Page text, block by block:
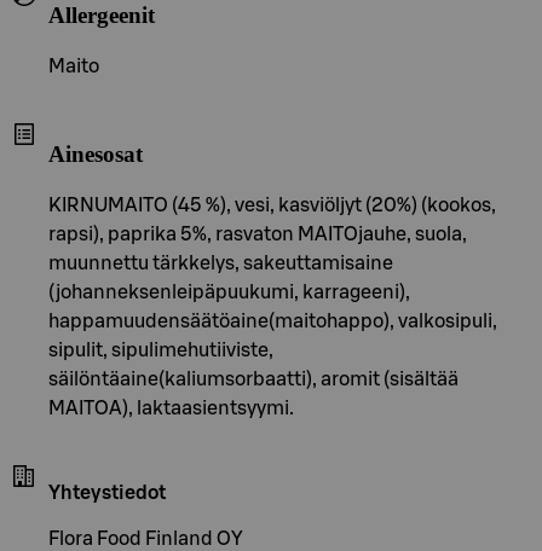
Allergeenit
Maito
Ainesosat
KIRNUMAITO (45 %), vesi, kasviöljyt (20%) (kookos,
rapsi), paprika 5%, rasvaton MAITOjauhe, suola,
muunnettu tärkkelys, sakeuttamisaine
(johanneksenleipäpuukumi, karrageeni),
happamuudensäätöaine(maitohappo), valkosipuli,
sipulit, sipulimehutiiviste,
säilöntäaine(kaliumsorbaatti), aromit (sisältää
MAITOA), laktaasientsyymi.
Yhteystiedot
Flora Food Finland OY